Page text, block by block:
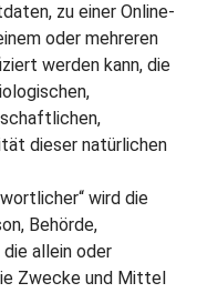
zu einer Online-
oder mehreren
werden kann, die
dieser natürlichen
wird die
Behörde,
allein oder
Zwecke und Mittel